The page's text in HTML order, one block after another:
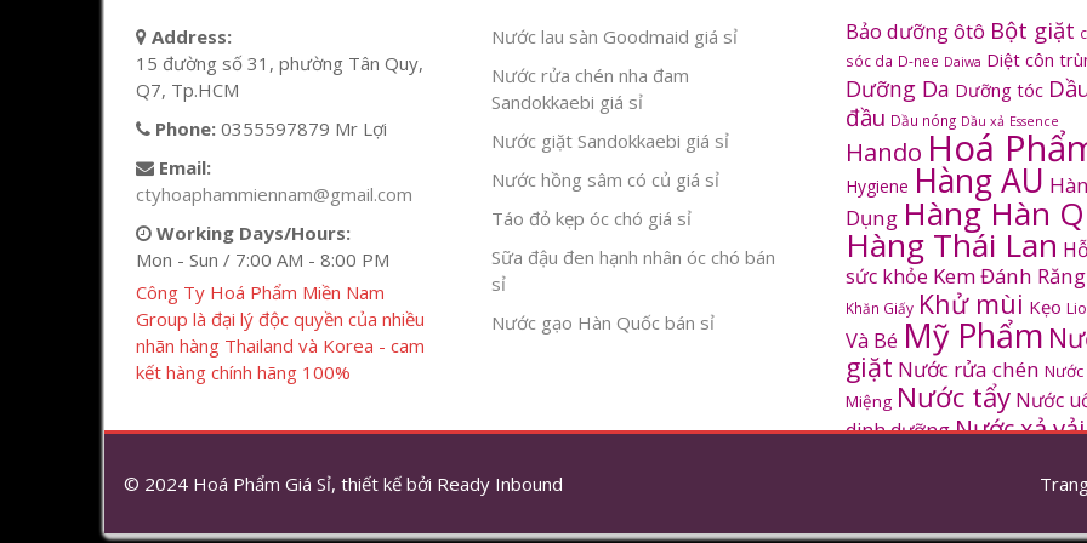
Address:
15 đường số 31, phường Tân Quy,
Q7, Tp.HCM
Phone: 0355597879 Mr Lợi
Email:
ctyhoaphammiennam@gmail.com
Working Days/Hours:
Mon - Sun / 7:00 AM - 8:00 PM
Công Ty Hoá Phẩm Miền Nam
Group là đại lý độc quyền của nhiều
nhãn hàng Thailand và Korea - cam
kết hàng chính hãng 100%
Nước lau sàn Goodmaid giá sỉ
Nước rửa chén nha đam
Sandokkaebi giá sỉ
Nước giặt Sandokkaebi giá sỉ
Nước hồng sâm có củ giá sỉ
Táo đỏ kẹp óc chó giá sỉ
Sữa đậu đen hạnh nhân óc chó bán
sỉ
Nước gạo Hàn Quốc bán sỉ
Bảo dưỡng ôtô Bột giặt
sóc da D-nee Daiwa Diệt côn
Dưỡng Da Dưỡng tóc
đầu Dầu nóng Dầu xả Essence
Hando Hoá
Hygiene Hàng AU
Dụng Hàng Hàn
Hàng Thái Lan
sức khỏe Kem Đánh Răng
Khăn Giấy Khử mùi Kẹo
Và Bé Mỹ Phẩm
giặt Nước rửa chén Nước
Miệng Nước tẩy Nước
dinh dưỡngNước xả vải
Sâm Hàn Quốc
© 2024 Hoá Phẩm Giá Sỉ, thiết kế bởi Ready Inbound